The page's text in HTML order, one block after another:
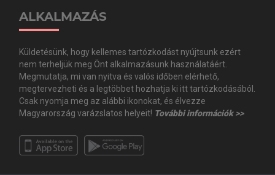
ALKALMAZÁS
Küldetésünk, hogy kellemes tartózkodást nyújtsunk ezért
nem terheljük meg Önt alkalmazásunk használatáért.
Megmutatja, mi van nyitva és valós időben elérhető,
megtervezheti és a legtöbbet hozhatja ki itt tartózkodásából.
Csak nyomja meg az alábbi ikonokat, és élvezze
Magyarország varázslatos helyeit! További információk >>